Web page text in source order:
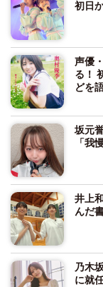
初日
声優
る！
どを
坂元
「我
井上
んだ
乃木
に就